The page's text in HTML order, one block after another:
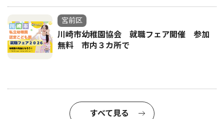
宮前区
川崎市幼稚園協会 就職フェア開催 参加
無料 市内３カ所で
すべて見る